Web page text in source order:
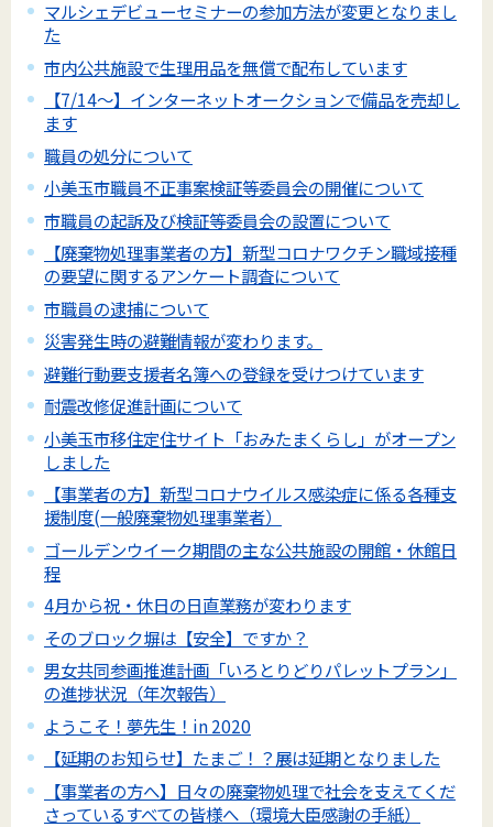
マルシェデビューセミナーの参加方法が変更となりまし
た
市内公共施設で生理用品を無償で配布しています
【7/14～】インターネットオークションで備品を売却し
ます
職員の処分について
小美玉市職員不正事案検証等委員会の開催について
市職員の起訴及び検証等委員会の設置について
【廃棄物処理事業者の方】新型コロナワクチン職域接種
の要望に関するアンケート調査について
市職員の逮捕について
災害発生時の避難情報が変わります。
避難行動要支援者名簿への登録を受けつけています
耐震改修促進計画について
小美玉市移住定住サイト「おみたまくらし」がオープン
しました
【事業者の方】新型コロナウイルス感染症に係る各種支
援制度(一般廃棄物処理事業者）
ゴールデンウイーク期間の主な公共施設の開館・休館日
程
4月から祝・休日の日直業務が変わります
そのブロック塀は【安全】ですか？
男女共同参画推進計画「いろとりどりパレットプラン」
の進捗状況（年次報告）
ようこそ！夢先生！in 2020
【延期のお知らせ】たまご！？展は延期となりました
【事業者の方へ】日々の廃棄物処理で社会を支えてくだ
さっているすべての皆様へ（環境大臣感謝の手紙）